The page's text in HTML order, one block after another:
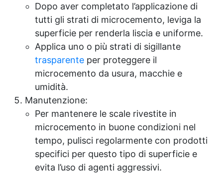
Dopo aver completato l’applicazione di
tutti gli strati di microcemento, leviga la
superficie per renderla liscia e uniforme.
Applica uno o più strati di sigillante
trasparente per proteggere il
microcemento da usura, macchie e
umidità.
Manutenzione:
Per mantenere le scale rivestite in
microcemento in buone condizioni nel
tempo, pulisci regolarmente con prodotti
specifici per questo tipo di superficie e
evita l’uso di agenti aggressivi.